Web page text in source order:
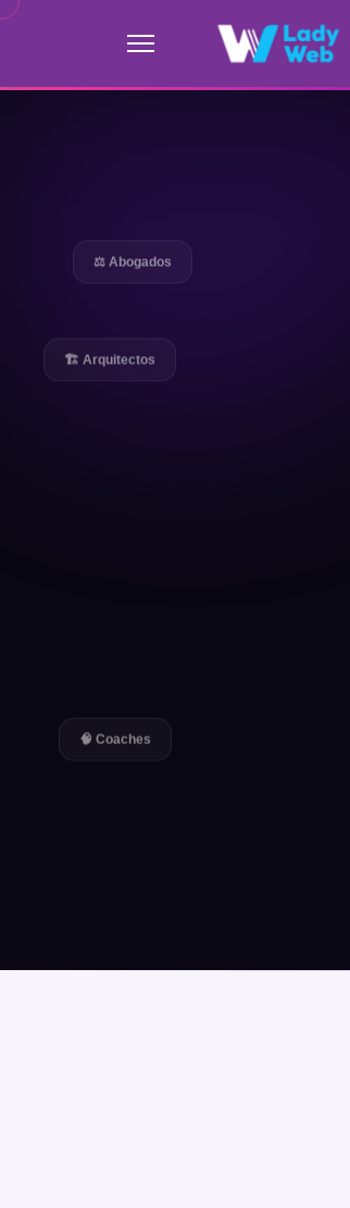
⚖️ Abogados
🏗️ Arquitectos
🧠 Coaches